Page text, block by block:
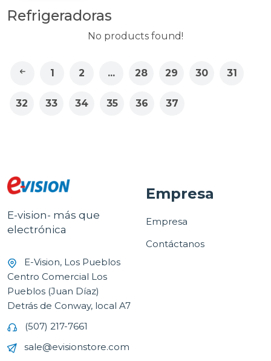
Refrigeradoras
No products found!
1 2 ... 28 29 30 31
32 33 34 35 36 37
E-vision- más que
electrónica
E-Vision, Los Pueblos
Centro Comercial Los
Pueblos (Juan Díaz)
Detrás de Conway, local A7
(507) 217-7661
sale@evisionstore.com
Empresa
Empresa
Contáctanos